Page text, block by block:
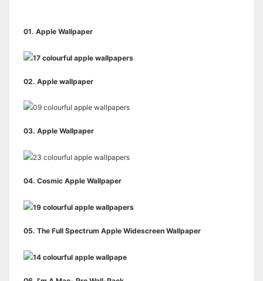
01. Apple Wallpaper
02. Apple wallpaper
03. Apple Wallpaper
04. Cosmic Apple Wallpaper
05. The Full Spectrum Apple Widescreen Wallpaper